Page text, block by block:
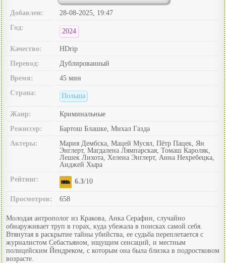
Добавлен:
28-08-2025, 19:47
Год:
2024
Качество:
HDrip
Перевод:
Дублированный
Время:
45 мин
Страна:
Польша
Жанр:
Криминальные
Режиссер:
Бартош Блашке, Михал Газда
Актеры:
Мария Дембска, Мацей Мусял, Пётр Пацек, Ян
Энглерт, Магдалена Лямпарская, Томаш Кароляк,
Лешек Лихота, Хелена Энглерт, Анна Нехребецка,
Анджей Хыра
Рейтинг:
6.3/10
Просмотров: 658
Молодая антрополог из Кракова, Анка Серафин, случайно
обнаруживает труп в горах, куда убежала в поисках самой себя.
Втянутая в раскрытие тайны убийства, ее судьба переплетается с
журналистом Себастьяном, ищущим сенсаций, и местным
полицейским Йендреком, с которым она была близка в подростковом
возрасте.